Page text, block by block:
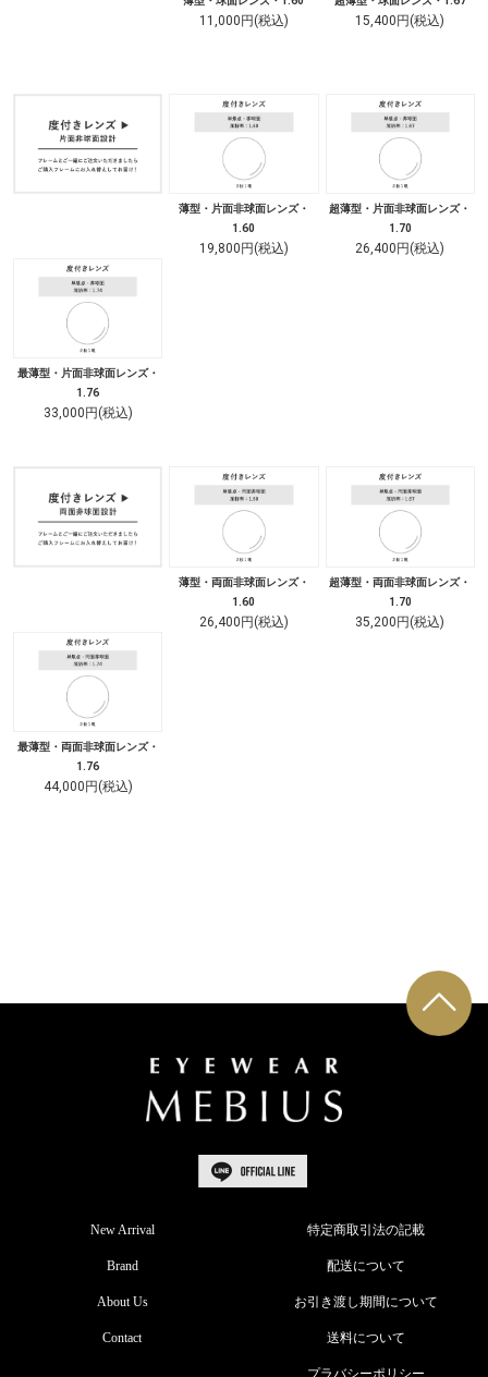
11,000円(税込) 15,400円(税込)
薄型・片面非球面レンズ・
1.60
19,800円(税込)
超薄型・片面非球面レンズ・
1.70
26,400円(税込)
最薄型・片面非球面レンズ・
1.76
33,000円(税込)
薄型・両面非球面レンズ・
1.60
26,400円(税込)
超薄型・両面非球面レンズ・
1.70
35,200円(税込)
最薄型・両面非球面レンズ・
1.76
44,000円(税込)
New Arrival
Brand
About Us
Contact
特定商取引法の記載
配送について
お引き渡し期間について
送料について
プラバシーポリシー